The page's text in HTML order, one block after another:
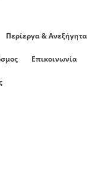
Περίεργα & Ανεξήγητα
Επικοινωνία